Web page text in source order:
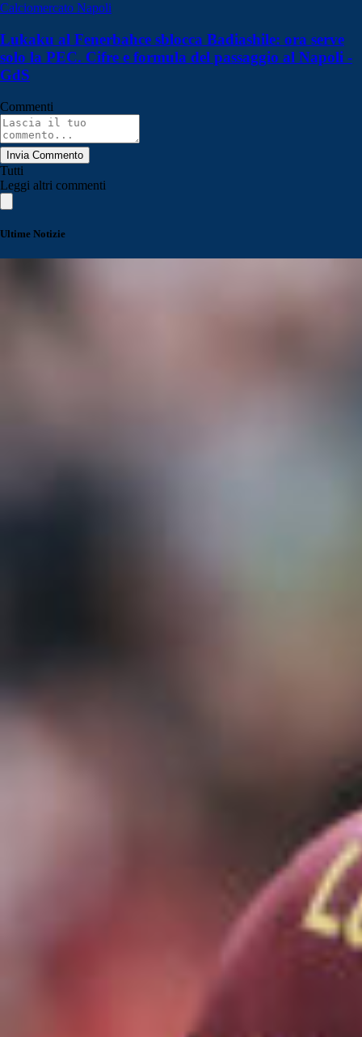
Calciomercato Napoli
Lukaku al Fenerbahce sblocca Badiashile: ora serve
solo la PEC. Cifre e formula del passaggio al Napoli -
GdS
Commenti
Invia Commento
Tutti
Leggi altri commenti
Ultime Notizie